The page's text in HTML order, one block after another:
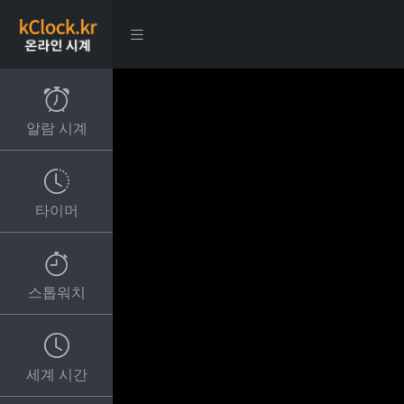
알람 시계
타이머
스톱워치
세계 시간